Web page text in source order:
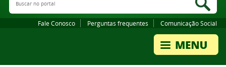
Fale Conosco Perguntas frequentes Comunicação Social